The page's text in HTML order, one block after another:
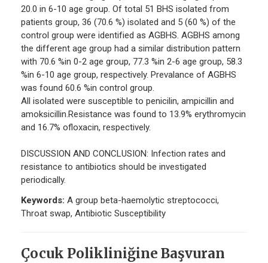
20.0 in 6-10 age group. Of total 51 BHS isolated from
patients group, 36 (70.6 %) isolated and 5 (60 %) of the
control group were identified as AGBHS. AGBHS among
the different age group had a similar distribution pattern
with 70.6 %in 0-2 age group, 77.3 %in 2-6 age group, 58.3
%in 6-10 age group, respectively. Prevalance of AGBHS
was found 60.6 %in control group.
All isolated were susceptible to penicilin, ampicillin and
amoksicillin.Resistance was found to 13.9% erythromycin
and 16.7% ofloxacin, respectively.
DISCUSSION AND CONCLUSION: Infection rates and
resistance to antibiotics should be investigated
periodically.
Keywords: A group beta-haemolytic streptococci,
Throat swap, Antibiotic Susceptibility
Çocuk Polikliniğine Başvuran